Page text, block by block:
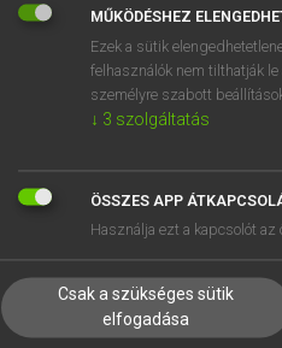
EGYÉNI FELHASZNÁLÓKNAK
TANULÓKNAK
VÁLLALATI MEGOLDÁSOK
MŰKÖDÉSHEZ
Ezek a sütik
felhasználók nem tilthatják
személyre szabott
↓ 3 szolgáltatás
ÖSSZES APP
Használja ezt a kapcsolót
Csak a szükséges sütik
elfogadása